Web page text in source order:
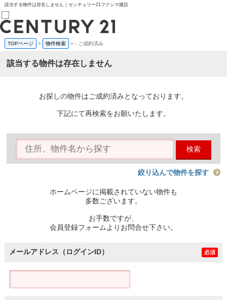
該当する物件は存在しません｜センチュリー21フクシマ建設
売買部
0120-800-844
賃貸部
会員メニュー
物件を探す
購入TOP
条件から探す
住宅ローン控除シミュレータ
TOPページ > 物件検索 >- ご成約済み
該当する物件は存在しません
お探しの物件はご成約済みとなっております。
下記にて再検索をお願いたします。
検索
絞り込んで物件を探す
ホームページに掲載されていない物件も
多数ございます。
お手数ですが、
会員登録フォームよりお問合せ下さい。
メールアドレス（ログインID） 必須